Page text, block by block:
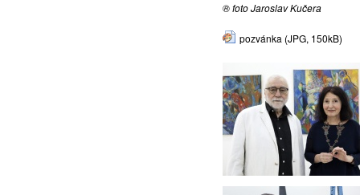
® foto Jaroslav Kučera
pozvánka (JPG, 150kB)